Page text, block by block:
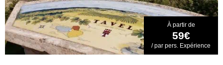
À partir de
59€
/ par pers. Expérience